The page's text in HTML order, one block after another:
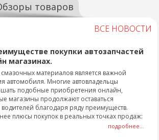
товаров
ВСЕ НОВОСТИ
покупки автозапчастей
магазинах.
смазочных материалов является важной
автомобиля. Многие автовладельцы
подобные приобретения онлайн,
магазины продолжают оставаться
благодаря ряду преимуществ.
плюсы покупок в реальных точках продаж:
подробнее...